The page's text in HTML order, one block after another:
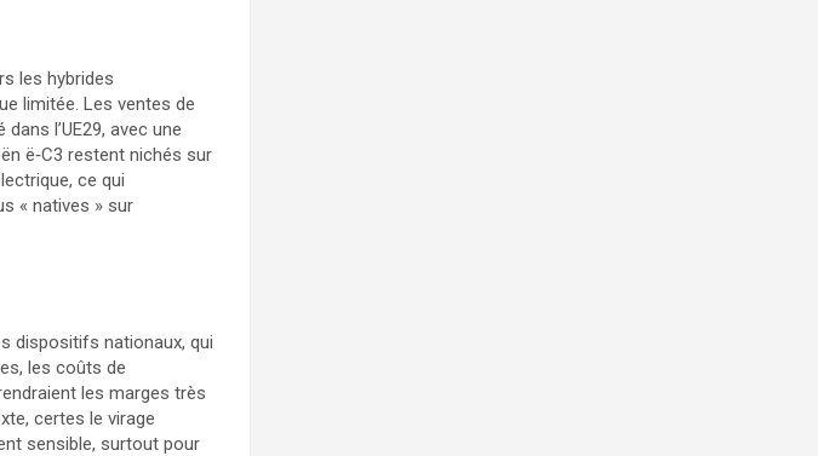
les hybrides
limitée. Les ventes de
l’UE29, avec une
ë‑C3 restent nichés sur
ce qui
« natives » sur
dispositifs nationaux, qui
les coûts de
les marges très
certes le virage
sensible, surtout pour